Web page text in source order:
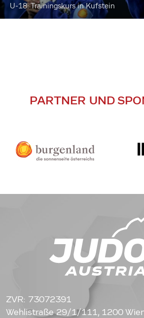
U-18: Trainingskurs in Kufstein
PARTNER UND
ZVR: 73072391
Wehlistraße 29/1/111, 1200